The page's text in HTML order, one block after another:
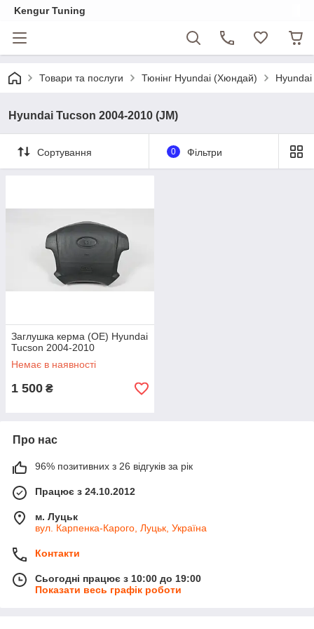
Kengur Tuning
Товари та послуги Тюнінг Hyundai (Хюндай)
Hyundai Tucson 2004-2010 (JM)
Сортування 0 Фільтри
Заглушка керма (ОЕ) Hyundai
Tucson 2004-2010
Немає в наявності
1 500 ₴
Про нас
96% позитивних з 26 відгуків за рік
Працює з 24.10.2012
м. Луцьк
вул. Карпенка-Карого, Луцьк, Україна
Контакти
Сьогодні працює з 10:00 до 19:00
Показати весь графік роботи